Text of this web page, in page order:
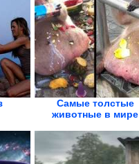
Самые толстые
животные в мире